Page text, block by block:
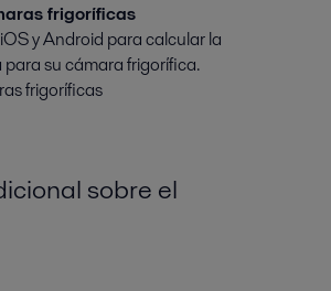
frigoríficas
y Android para calcular la
su cámara frigorífica.
frigoríficas
sobre el